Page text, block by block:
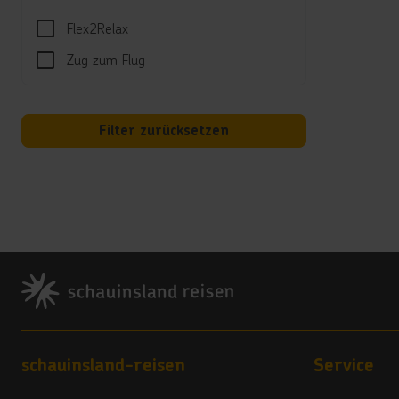
Flex2Relax
Zug zum Flug
Filter zurücksetzen
Footer
Footer navigation
schauinsland-reisen Service